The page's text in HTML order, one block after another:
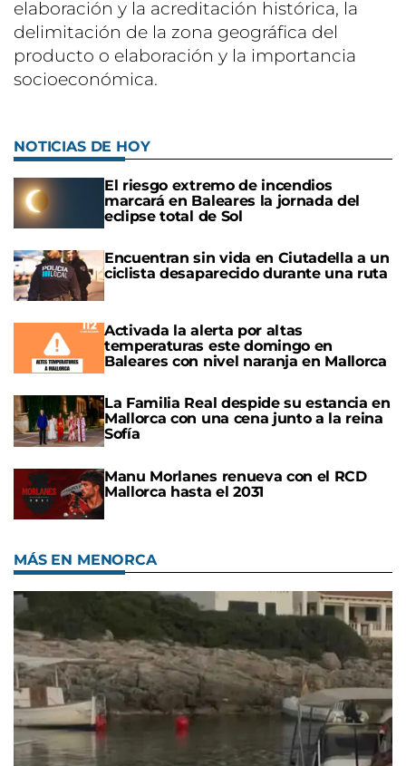
elaboración y la acreditación histórica, la
delimitación de la zona geográfica del
producto o elaboración y la importancia
socioeconómica.
NOTICIAS DE HOY
El riesgo extremo de incendios
marcará en Baleares la jornada del
eclipse total de Sol
Encuentran sin vida en Ciutadella a un
ciclista desaparecido durante una ruta
Activada la alerta por altas
temperaturas este domingo en
Baleares con nivel naranja en Mallorca
La Familia Real despide su estancia en
Mallorca con una cena junto a la reina
Sofía
Manu Morlanes renueva con el RCD
Mallorca hasta el 2031
MÁS EN MENORCA